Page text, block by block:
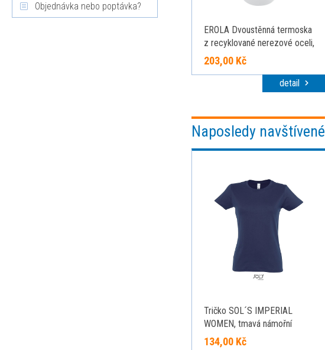
Objednávka nebo poptávka?
EROLA Dvoustěnná termoska
z recyklované nerezové oceli,
500 ml, bílá
203,00 Kč
detail
Naposledy navštívené
Tričko SOL´S IMPERIAL
WOMEN, tmavá námořní
modrá , M
134,00 Kč